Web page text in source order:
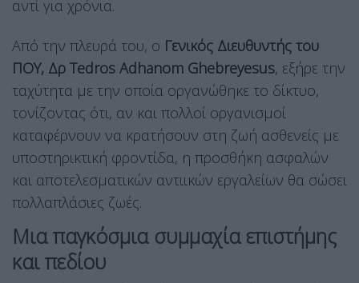
αντί για χρόνια.
Από την πλευρά του, ο Γενικός Διευθυντής του
ΠΟΥ, Δρ Tedros Adhanom Ghebreyesus, εξήρε την
ταχύτητα με την οποία οργανώθηκε το δίκτυο,
τονίζοντας ότι, αν και πολλοί οργανισμοί
καταφέρνουν να κρατήσουν στη ζωή ασθενείς με
υποστηρικτική φροντίδα, η προσθήκη ασφαλών
και αποτελεσματικών αντιικών εργαλείων θα σώσει
πολλαπλάσιες ζωές.
Μια παγκόσμια συμμαχία επιστήμης
και πεδίου